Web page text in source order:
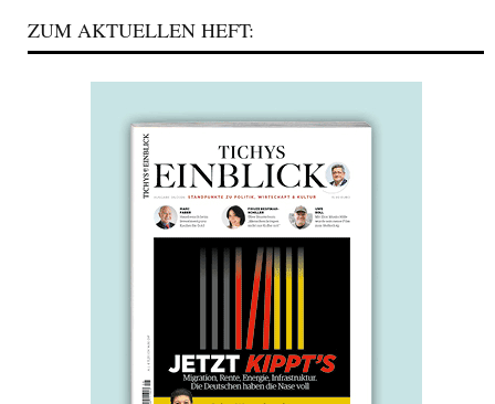
ZUM AKTUELLEN HEFT: